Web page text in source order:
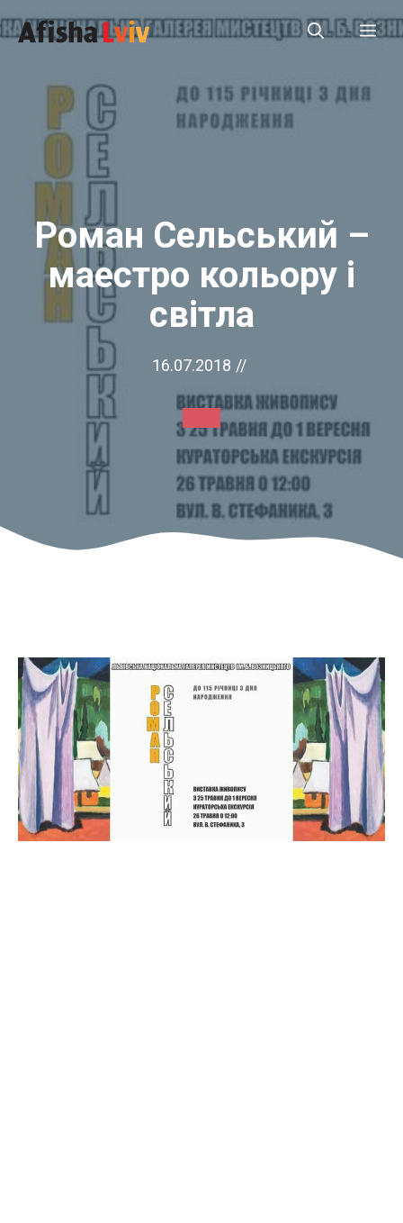
до
Роман Сельський –
маестро кольору і
світла
16.07.2018 //